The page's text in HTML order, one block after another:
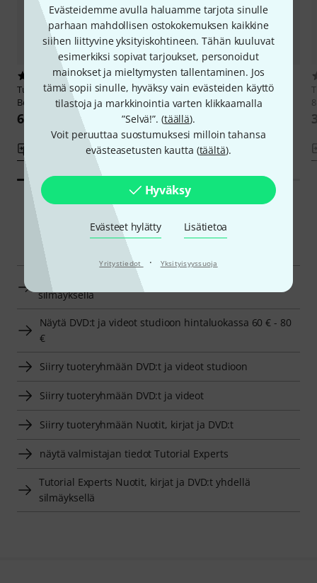
Evästeidemme avulla haluamme tarjota sinulle
parhaan mahdollisen ostokokemuksen kaikkine
siihen liittyvine yksityiskohtineen. Tähän kuuluvat
esimerkiksi sopivat tarjoukset, personoidut
mainokset ja mieltymysten tallentaminen. Jos
tämä sopii sinulle, hyväksy vain evästeiden käyttö
tilastoja ja markkinointia varten klikkaamalla
”Selvä!”. (täällä).
Voit peruuttaa suostumuksesi milloin tahansa
evästeasetusten kautta (täältä).
Hyväksy
Evästeet hylätty Lisätietoa
Yritystiedot · Yksityisyyssuoja
12
Tutorial ExpertsHands On
Behringer Wing
66 €
1
Tutorial ExpertsLogic Pro - das
Videotraining
66 €
Vertaile
Smart Navigator
Tutorial Experts DVD:t ja videot studioon yhdellä
silmäyksellä
Näytä DVD:t ja videot studioon hintaluokassa 60 € - 80
€
Siirry tuoteryhmään DVD:t ja videot studioon
Siirry tuoteryhmään DVD:t ja videot
Siirry tuoteryhmään Nuotit, kirjat ja DVD:t
näytä valmistajan tiedot Tutorial Experts
Tutorial Experts Nuotit, kirjat ja DVD:t yhdellä
silmäyksellä